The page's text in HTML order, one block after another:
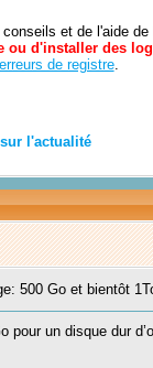
et de l'aide
ou d'installer des
de registre.
sur l'actualité
500 Go et bientôt
pour un disque dur